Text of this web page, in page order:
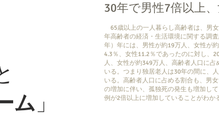
ム 」
30年で男性7倍以上
65歳以上の一人暮らし高齢者は、男
年高齢者の経済・生活環境に関する調
年）年には、男性が約19万人、女性が
4.3％、女性11.2％であったのに対し、
人、女性が約349万人、高齢者人口に
いる。つまり独居老人は30年の間に、
いる。高齢者人口に占める割合も、男
の増加に伴い、孤独死の発生も増加し
例が2倍以上に増加していることがわか